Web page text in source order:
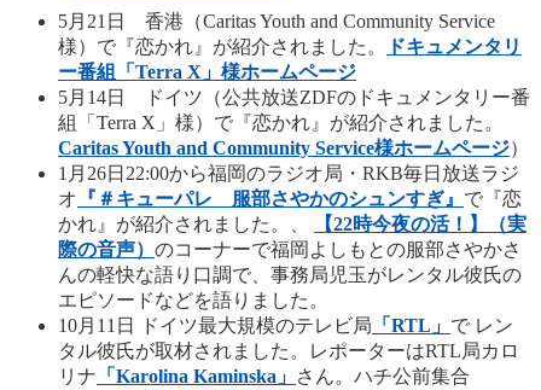
5月21日 香港（Caritas Youth and Community Service
様）で『恋かれ』が紹介されました。
ドキュメンタリ
ー番組「Terra X」様ホームページ
5月14日 ドイツ（公共放送ZDFのドキュメンタリー番
組「Terra X」様）で『恋かれ』が紹介されました。
Caritas Youth and Community Service様ホームページ）
1月26日22:00から福岡のラジオ局・RKB毎日放送ラジ
オ 『＃キューパレ 服部さやかのシュンすぎ』 で『恋
かれ』が紹介されました。、
【22時今夜の活！】（実
際の音声） のコーナーで福岡よしもとの服部さやかさ
んの軽快な語り口調で、事務局児玉がレンタル彼氏の
エピソードなどを語りました。
10月11日 ドイツ最大規模のテレビ局 「RTL」 で レン
タル彼氏が取材されました。レポーターはRTL局カロ
リナ 「Karolina Kaminska」 さん。ハチ公前集合